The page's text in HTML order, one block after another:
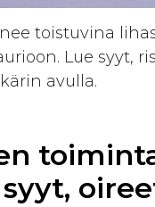
toistuvina
Lue syyt,
avulla.